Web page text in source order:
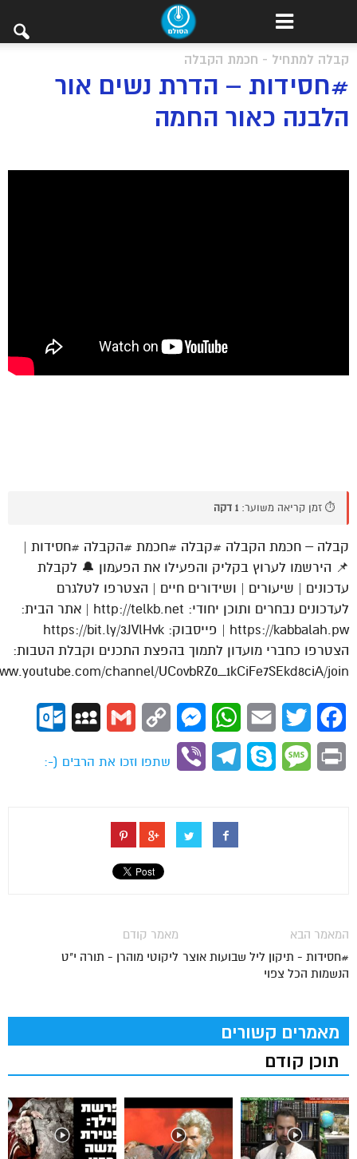
קבלה למתחיל - חכמת הקבלה
#חסידות – הדרת נשים אור
הלבנה כאור החמה
⏱️ זמן קריאה משוער: 1 דקה
קבלה – חכמת הקבלה #קבלה #חכמת #הקבלה #חסידות |
📌 הירשמו לערוץ בקליק והפעילו את הפעמון 🔔 לקבלת
עדכונים | שיעורים | ושידורים חיים | הצטרפו לטלגרם
לעדכונים נבחרים ותוכן יחודי: http://telkb.net | אתר הבית:
https://kabbalah.pw | פייסבוק: https://bit.ly/3JVlHvk
הצטרפו כחברי מועדון לתמוך בהפצת התכנים וקבלת הטבות:
channel/UCovbRZ0_1kCiFe7SEkd8ciA/join
Facebook
Twitter
Email
WhatsApp
Messenger
Copy
Gmail
MySpace
Print
Message
Skype
Telegram
Viber
שתפו וזכו את הרבים (-:
מאמר קודם
ליקוטי מוהרן - תורה י"ט
המאמר הבא
#חסידות - תיקון ליל שבועות אוצר
הנשמות הכל צפוי
מאמרים קשורים
תוכן קודם